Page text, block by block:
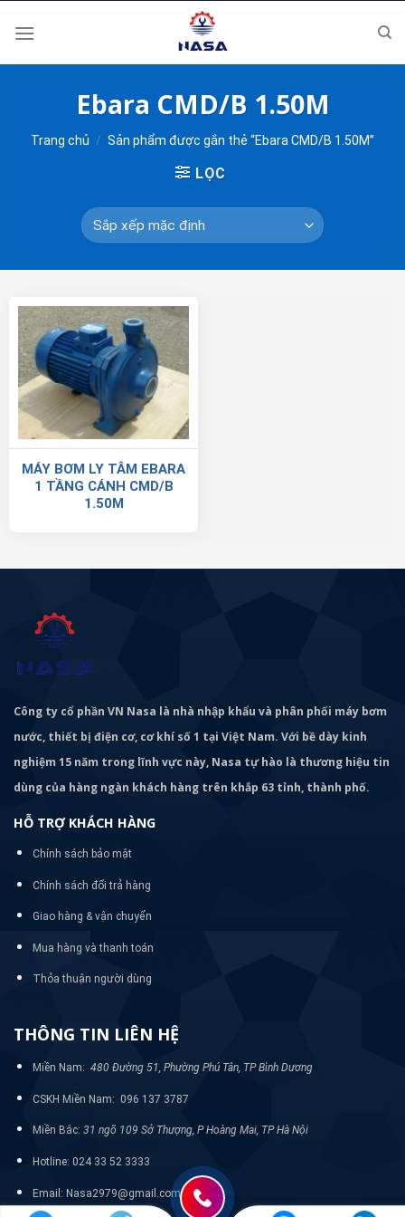
Ebara CMD/B 1.50M
Trang chủ / Sản phẩm được gắn thẻ “Ebara CMD/B 1.50M”
LỌC
MÁY BƠM LY TÂM EBARA
1 TẦNG CÁNH CMD/B
1.50M
Công ty cổ phần VN Nasa là nhà nhập khẩu và phân phối máy bơm
nước, thiết bị điện cơ, cơ khí số 1 tại Việt Nam. Với bề dày kinh
nghiệm 15 năm trong lĩnh vực này, Nasa tự hào là thương hiệu tin
dùng của hàng ngàn khách hàng trên khắp 63 tỉnh, thành phố.
HỖ TRỢ KHÁCH HÀNG
Chính sách bảo mật
Chính sách đổi trả hàng
Giao hàng & vận chuyển
Mua hàng và thanh toán
Thỏa thuận người dùng
THÔNG TIN LIÊN HỆ
Miền Nam: 480 Đường 51, Phường Phú Tân, TP Bình Dương
CSKH Miền Nam: 096 137 3787
Miền Bắc: 31 ngõ 109 Sở Thượng, P Hoàng Mai, TP Hà Nội
Hotline: 024 33 52 3333
Email: Nasa2979@gmail.com